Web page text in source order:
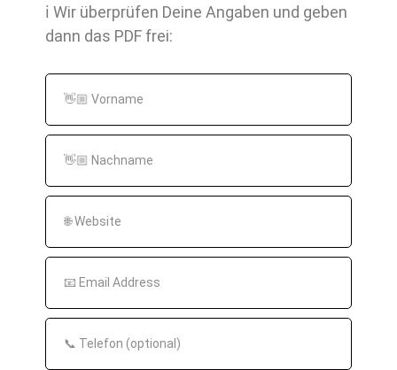
meiner Landing Page verwenden?
verschiedene Arten von Inhalten auf Ihrer
Landing Page verwenden. Dazu zählen Bilder
und Videos, Text, Grafiken, Tests und
Fallstudien. Wählen Sie einfach die Art von
Inhalten, die Ihre Zielgruppe am meisten
ℹ️ Wir überprüfen Deine Angaben und geben
dann das PDF frei: